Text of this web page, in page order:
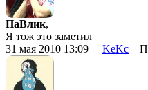
ПаВлик,
Я тож это заметил
31 мая 2010 13:09 KeKc